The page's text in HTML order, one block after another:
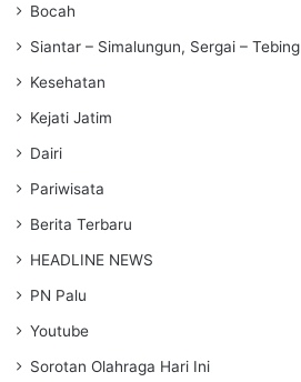
Bocah
Siantar – Simalungun, Sergai – Tebing
Kesehatan
Kejati Jatim
Dairi
Pariwisata
Berita Terbaru
HEADLINE NEWS
PN Palu
Youtube
Sorotan Olahraga Hari Ini